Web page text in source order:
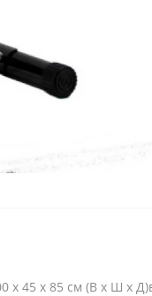
45 х 85 см (В х Ш х